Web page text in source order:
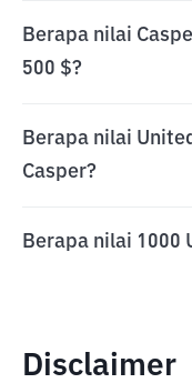
Berapa nilai
500 $?
Berapa nilai
Casper?
Berapa nilai 1000
Disclaimer